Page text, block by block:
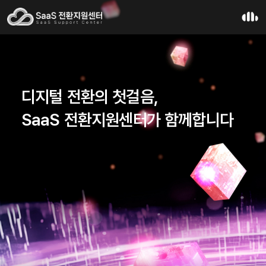
디지털 전환의 첫걸음,
SaaS 전환지원센터가 함께합니다